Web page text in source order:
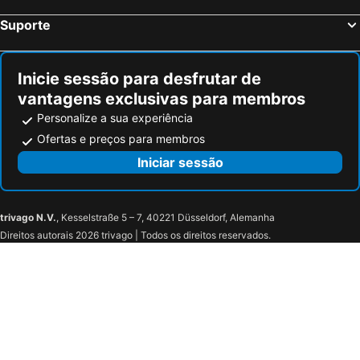
Auszeit Das Hotel Schweitenkirchen
Suporte
Inicie sessão para desfrutar de
vantagens exclusivas para membros
Personalize a sua experiência
Ofertas e preços para membros
Iniciar sessão
trivago N.V., Kesselstraße 5 – 7, 40221 Düsseldorf, Alemanha
Direitos autorais 2026 trivago | Todos os direitos reservados.